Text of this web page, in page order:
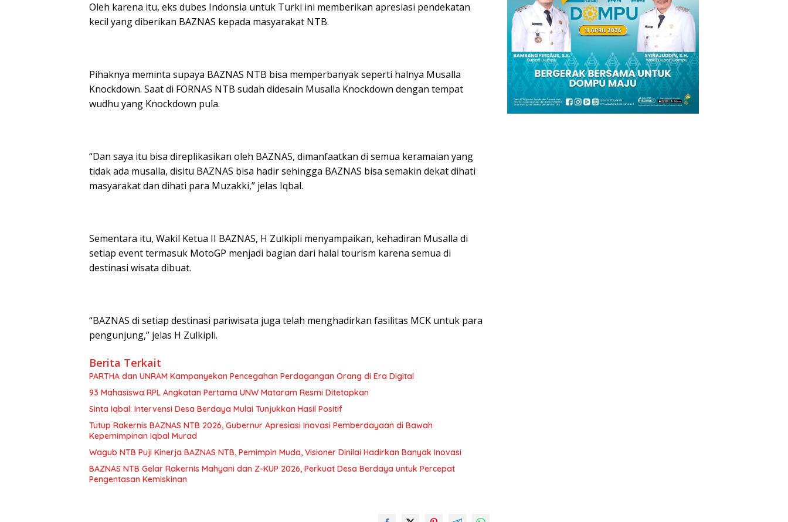
Oleh karena itu, eks dubes Indonsia untuk Turki ini memberikan apresiasi pendekatan
kecil yang diberikan BAZNAS kepada masyarakat NTB.
Pihaknya meminta supaya BAZNAS NTB bisa memperbanyak seperti halnya Musalla
Knockdown. Saat di FORNAS NTB sudah didesain Musalla Knockdown dengan tempat
wudhu yang Knockdown pula.
“Dan saya itu bisa direplikasikan oleh BAZNAS, dimanfaatkan di semua keramaian yang
tidak ada musalla, disitu BAZNAS bisa hadir sehingga BAZNAS bisa semakin dekat dihati
masyarakat dan dihati para Muzakki,” jelas Iqbal.
Sementara itu, Wakil Ketua II BAZNAS, H Zulkipli menyampaikan, kehadiran Musalla di
setiap event termasuk MotoGP menjadi bagian dari halal tourism karena semua di
destinasi wisata dibuat.
“BAZNAS di setiap destinasi pariwisata juga telah menghadirkan fasilitas MCK untuk para
pengunjung,” jelas H Zulkipli.
Berita Terkait
93 Mahasiswa RPL Angkatan Pertama UNW Mataram Resmi Ditetapkan
Sinta Iqbal: Intervensi Desa Berdaya Mulai Tunjukkan Hasil Positif
Tutup Rakernis BAZNAS NTB 2026, Gubernur Apresiasi Inovasi Pemberdayaan di Bawah
Kepemimpinan Iqbal Murad
Wagub NTB Puji Kinerja BAZNAS NTB, Pemimpin Muda, Visioner Dinilai Hadirkan Banyak Inovasi
BAZNAS NTB Gelar Rakernis Mahyani dan Z-KUP 2026, Perkuat Desa Berdaya untuk Percepat
Pengentasan Kemiskinan